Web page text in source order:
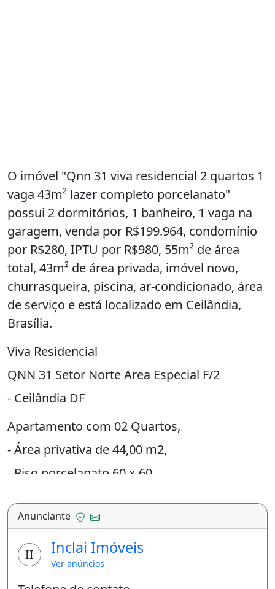
O imóvel "Qnn 31 viva residencial 2 quartos 1
vaga 43m² lazer completo porcelanato"
possui 2 dormitórios, 1 banheiro, 1 vaga na
garagem, venda por R$199.964, condomínio
por R$280, IPTU por R$980, 55m² de área
total, 43m² de área privada, imóvel novo,
churrasqueira, piscina, ar-condicionado, área
de serviço e está localizado em Ceilândia,
Brasília.
Viva Residencial
QNN 31 Setor Norte Area Especial F/2
- Ceilândia DF
Apartamento com 02 Quartos,
- Área privativa de 44,00 m2,
- Piso porcelanato 60 x 60,
- Tomadas USB,
- Vagas de garagem coberto ou descoberta,
- Preparação de ar condicionado na sala e
quarto do casal,
Anunciante
II Inclai Imóveis
Ver anúncios